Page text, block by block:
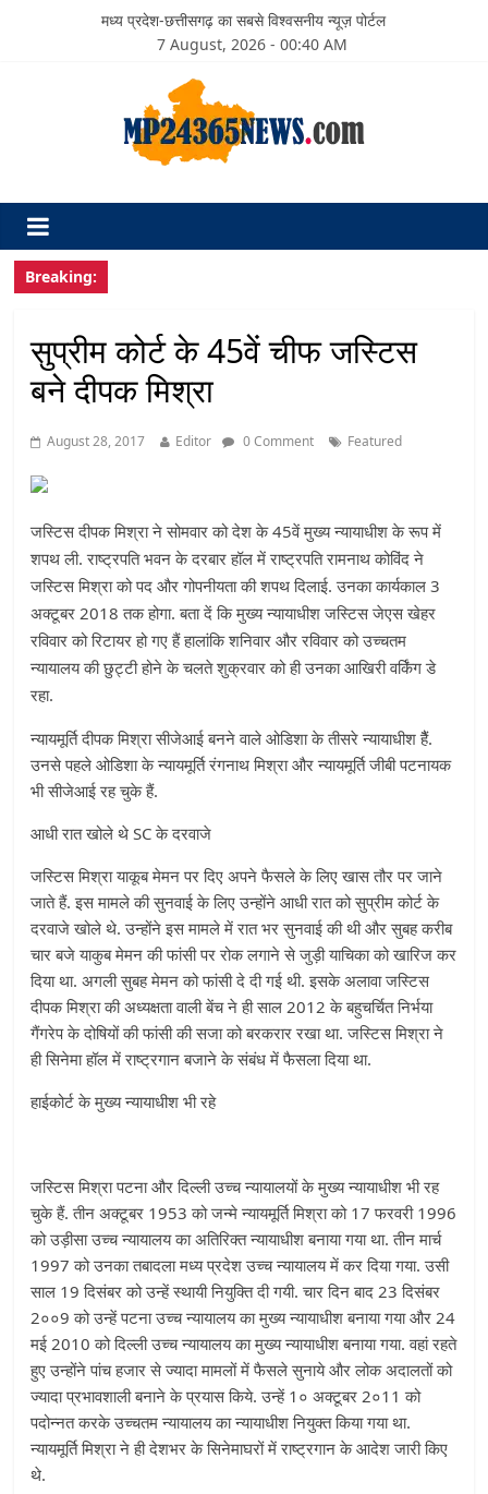
मध्य प्रदेश-छत्तीसगढ़ का सबसे विश्वसनीय न्यूज़ पोर्टल
7 August, 2026 - 00:40 AM
Breaking:
सुप्रीम कोर्ट के 45वें चीफ जस्टिस
बने दीपक मिश्रा
August 28, 2017 Editor 0 Comment Featured
जस्टिस दीपक मिश्रा ने सोमवार को देश के45वें मुख्य न्यायाधीश के रूप में
शपथ ली.राष्ट्रपति भवन के दरबार हॉल में राष्ट्रपति रामनाथ कोविंद ने
जस्टिस मिश्रा को पद और गोपनीयता की शपथ दिलाई.उनका कार्यकाल 3
अक्टूबर 2018तक होगा.बता दें कि मुख्य न्यायाधीश जस्टिस जेएस खेहर
रविवार को रिटायर हो गए हैं हालांकि शनिवार और रविवार को उच्चतम
न्यायालय की छुट्टी होने के चलते शुक्रवार को ही उनका आखिरी वर्किंग डे
रहा.
न्यायमूर्ति दीपक मिश्रा सीजेआई बनने वाले ओडिशा के तीसरे न्यायाधीश हैैं.
उनसे पहले ओडिशा के न्यायमूर्ति रंगनाथ मिश्रा और न्यायमूर्ति जीबी पटनायक
भी सीजेआई रह चुके हैं.
आधी रात खोले थे SCके दरवाजे
जस्टिस मिश्रा याकूब मेमन पर दिए अपने फैसले के लिए खास तौर पर जाने
जाते हैं.इस मामले की सुनवाई के लिए उन्होंने आधी रात को सुप्रीम कोर्ट के
दरवाजे खोले थे.उन्होंने इस मामले में रात भर सुनवाई की थी और सुबह करीब
चार बजे याकुब मेमन की फांसी पर रोक लगाने से जुड़ी याचिका को खारिज कर
दिया था.अगली सुबह मेमन को फांसी दे दी गई थी.इसके अलावा जस्टिस
दीपक मिश्रा की अध्यक्षता वाली बेंच ने ही साल 2012के बहुचर्चित निर्भया
गैंगरेप के दोषियों की फांसी की सजा को बरकरार रखा था.जस्टिस मिश्रा ने
ही सिनेमा हॉल में राष्ट्रगान बजाने के संबंध में फैसला दिया था.
हाईकोर्ट के मुख्य न्यायाधीश भी रहे
जस्टिस मिश्रा पटना और दिल्ली उच्च न्यायालयों के मुख्य न्यायाधीश भी रह
चुके हैं.तीन अक्टूबर 1953को जन्मे न्यायमूर्ति मिश्रा को17फरवरी1996
को उड़ीसा उच्च न्यायालय का अतिरिक्त न्यायाधीश बनाया गया था.तीन मार्च
1997को उनका तबादला मध्य प्रदेश उच्च न्यायालय में कर दिया गया.उसी
साल 19दिसंबर को उन्हें स्थायी नियुक्ति दी गयी.चार दिन बाद 23दिसंबर
2००9को उन्हें पटना उच्च न्यायालय का मुख्य न्यायाधीश बनाया गया और 24
मई 2010को दिल्ली उच्च न्यायालय का मुख्य न्यायाधीश बनाया गया.वहां रहते
हुए उन्होंने पांच हजार से ज्यादा मामलों में फैसले सुनाये और लोक अदालतों को
ज्यादा प्रभावशाली बनाने के प्रयास किये.उन्हें1 ० अक्टूबर 2०11को
पदोन्नत करके उच्चतम न्यायालय का न्यायाधीश नियुक्त किया गया था.
न्यायमूर्ति मिश्रा ने ही देशभर के सिनेमाघरों में राष्ट्रगान के आदेश जारी किए
थे.